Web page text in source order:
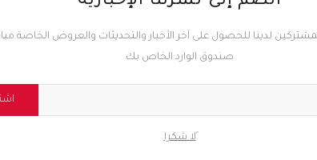
لدينا للحصول على آخر الأخبار والتحديثات والعروض الخاصة
صندوق الوارد الخاص بك
ًلا شكرا